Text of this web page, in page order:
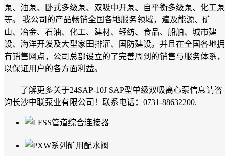
泵、油泵、卧式多级泵、双吸中开泵、自平衡多级泵、化工泵
等。 我公司的产品畅销全国各地服务领域，遍及能源、矿
山、冶金、石油、化工、建材、轻纺、食品、船舶、城市建
设、海洋开发及大型家田排灌、国防建设。并且在全国各地拥
有销售网点，公司总部设立的了完善周到的销售与服务体系，
以保证用户的各方面利益。
了解更多关于24SAP-10J SAP型单级双吸离心泵信息请咨
询长沙中联泵业有限公司！联系电话：0731-88632200.